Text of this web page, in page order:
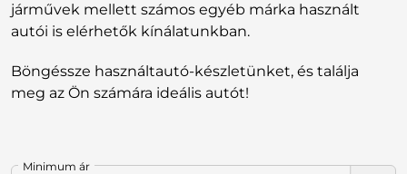
járművek mellett számos egyéb márka használt
autói is elérhetők kínálatunkban.
Böngéssze használtautó-készletünket, és találja
meg az Ön számára ideális autót!
Minimum ár